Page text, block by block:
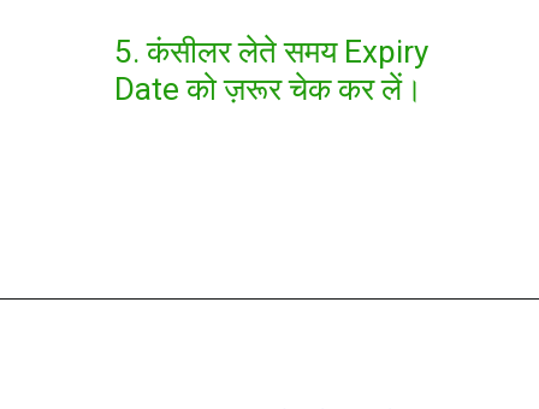
5. कंसीलर लेते समय Expiry
Date को ज़रूर चेक कर लें।